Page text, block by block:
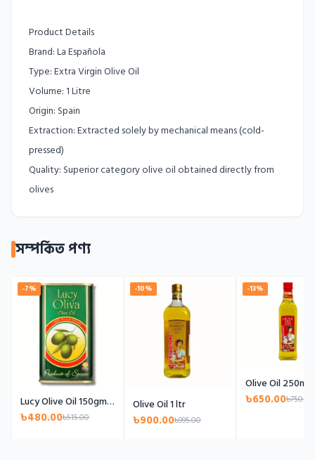
Product Details
Brand: La Española
Type: Extra Virgin Olive Oil
Volume: 1 Litre
Origin: Spain
Extraction: Extracted solely by mechanical means (cold-
pressed)
Quality: Superior category olive oil obtained directly from
সম্পর্কিত পণ্য
-7%
Lucy Olive Oil 150gm (Tin)
৳480.00৳515.00
-10%
Olive Oil 1 ltr
৳900.00৳995.00
-13%
Olive Oil 250ml
৳650.00৳750.00